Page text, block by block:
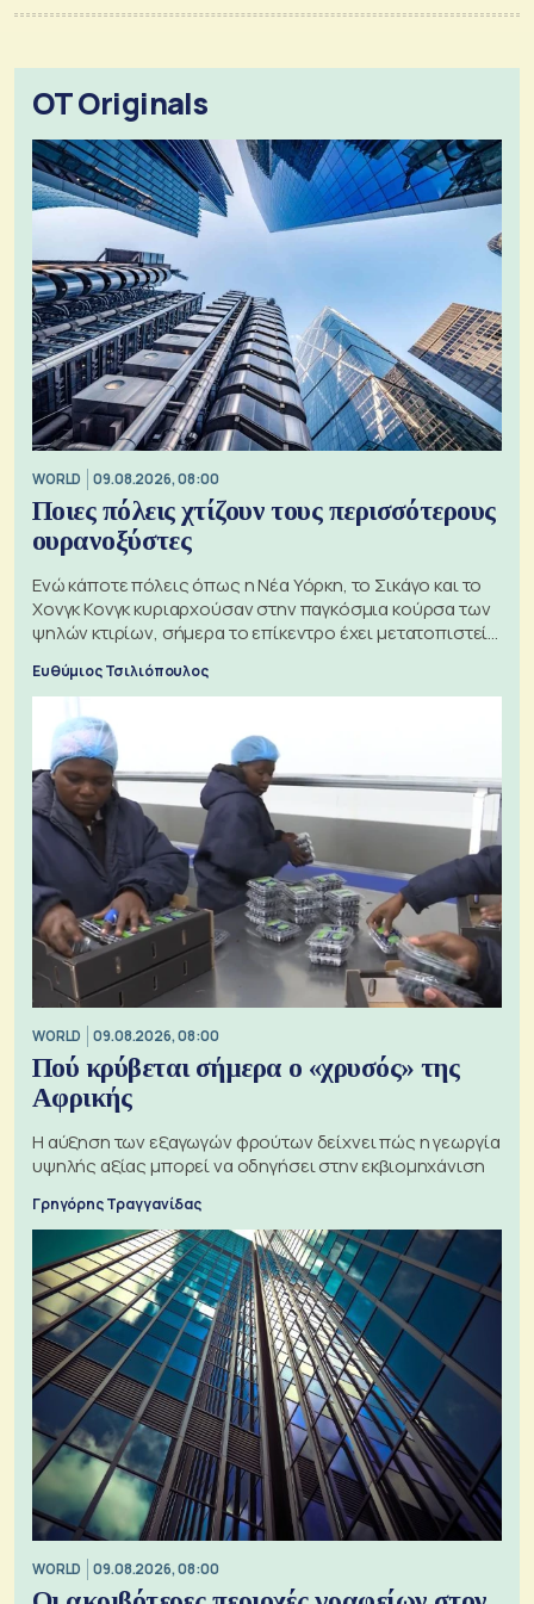
OT Originals
WORLD 09.08.2026, 08:00
Ποιες πόλεις χτίζουν τους περισσότερους
ουρανοξύστες
Ενώ κάποτε πόλεις όπως η Νέα Υόρκη, το Σικάγο και το
Χονγκ Κονγκ κυριαρχούσαν στην παγκόσμια κούρσα των
ψηλών κτιρίων, σήμερα το επίκεντρο έχει μετατοπιστεί
Ευθύμιος Τσιλιόπουλος
WORLD 09.08.2026, 08:00
Πού κρύβεται σήμερα ο «χρυσός» της
Αφρικής
Η αύξηση των εξαγωγών φρούτων δείχνει πώς η γεωργία
υψηλής αξίας μπορεί να οδηγήσει στην εκβιομηχάνιση
Γρηγόρης Τραγγανίδας
WORLD 09.08.2026, 08:00